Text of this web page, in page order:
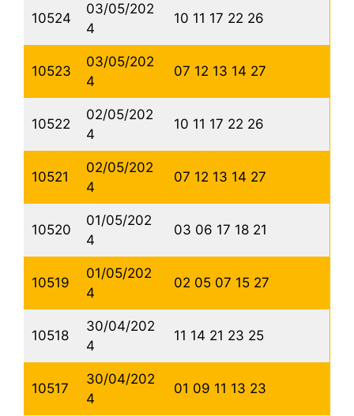
10524
03/05/202
4
10 11 17 22 26
10523
03/05/202
4
07 12 13 14 27
10522
02/05/202
4
10 11 17 22 26
10521
02/05/202
4
07 12 13 14 27
10520
01/05/202
4
03 06 17 18 21
10519
01/05/202
4
02 05 07 15 27
10518
30/04/202
4
11 14 21 23 25
10517
30/04/202
4
01 09 11 13 23